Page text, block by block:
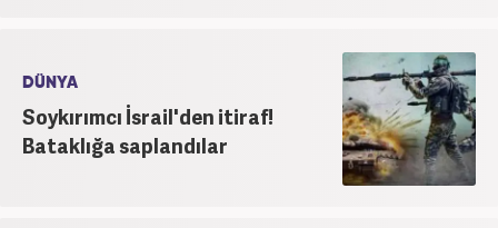
DÜNYA
Soykırımcı İsrail'den itiraf!
Bataklığa saplandılar